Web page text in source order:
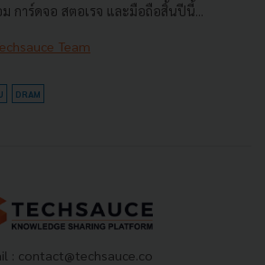
การ์ดจอ สตอเรจ และมือถือสิ้นปีนี้...
Team
DRAM
: contact@techsauce.co